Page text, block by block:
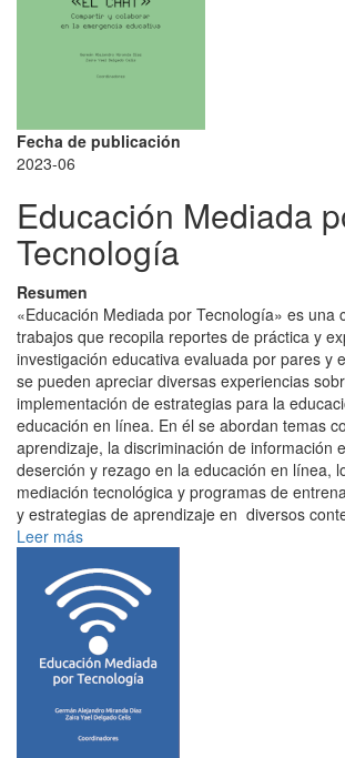
Fecha de publicación
2023-06
Educación Mediada
Tecnología
Resumen
«Educación Mediada por Tecnología» es una
trabajos que recopila reportes de práctica y
investigación educativa evaluada por pares y
se pueden apreciar diversas experiencias
implementación de estrategias para la
educación en línea. En él se abordan temas
aprendizaje, la discriminación de información
deserción y rezago en la educación en línea,
mediación tecnológica y programas de
y estrategias de aprendizaje en diversos
Leer más